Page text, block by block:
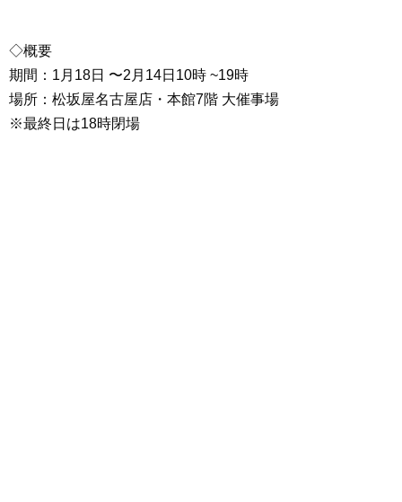
◇概要
期間：1月18日 〜2月14日10時 ~19時
場所：松坂屋名古屋店・本館7階 大催事場
※最終日は18時閉場